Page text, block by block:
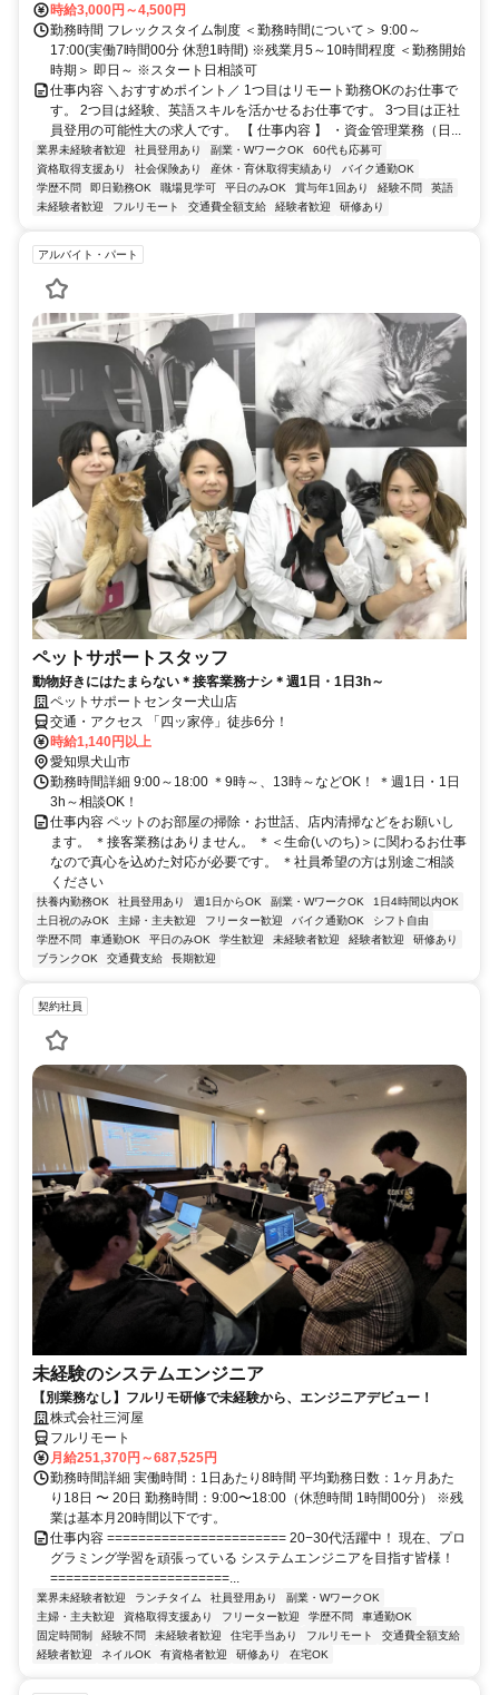
時給3,000円～4,500円
勤務時間 フレックスタイム制度 ＜勤務時間について＞ 9:00～
17:00(実働7時間00分 休憩1時間) ※残業月5～10時間程度 ＜勤務開始
時期＞ 即日～ ※スタート日相談可
仕事内容 ＼おすすめポイント／ 1つ目はリモート勤務OKのお仕事で
す。 2つ目は経験、英語スキルを活かせるお仕事です。 3つ目は正社
員登用の可能性大の求人です。 【 仕事内容 】 ・資金管理業務（日...
業界未経験者歓迎 社員登用あり 副業・WワークOK
60代も応募可
資格取得支援あり
社会保険あり 産休・育休取得実績あり
バイク通勤OK
学歴不問
即日勤務OK 職場見学可 平日のみOK 賞与年1回あり 経験不問
英語
未経験者歓迎
フルリモート 交通費全額支給 経験者歓迎 研修あり
アルバイト・パート
ペットサポートスタッフ
動物好きにはたまらない＊接客業務ナシ＊週1日・1日3h～
ペットサポートセンター犬山店
交通・アクセス 「四ッ家停」徒歩6分！
時給1,140円以上
愛知県犬山市
勤務時間詳細 9:00～18:00 ＊9時～、13時～などOK！ ＊週1日・1日
3h～相談OK！
仕事内容 ペットのお部屋の掃除・お世話、店内清掃などをお願いし
ます。 ＊接客業務はありません。 ＊＜生命(いのち)＞に関わるお仕事
なので真心を込めた対応が必要です。 ＊社員希望の方は別途ご相談
ください
扶養内勤務OK 社員登用あり 週1日からOK 副業・WワークOK
1日4時間以内OK
土日祝のみOK
主婦・主夫歓迎 フリーター歓迎 バイク通勤OK
シフト自由
学歴不問
車通勤OK 平日のみOK 学生歓迎 未経験者歓迎 経験者歓迎
研修あり
ブランクOK
交通費支給 長期歓迎
契約社員
未経験のシステムエンジニア
【別業務なし】フルリモ研修で未経験から、エンジニアデビュー！
株式会社三河屋
フルリモート
月給251,370円～687,525円
勤務時間詳細 実働時間：1日あたり8時間 平均勤務日数：1ヶ月あた
り18日 〜 20日 勤務時間：9:00〜18:00（休憩時間 1時間00分） ※残
業は基本月20時間以下です。
仕事内容 ======================= 20−30代活躍中！ 現在、プロ
グラミング学習を頑張っている システムエンジニアを目指す皆様！
=======================...
業界未経験者歓迎 ランチタイム 社員登用あり
副業・WワークOK
主婦・主夫歓迎
資格取得支援あり フリーター歓迎 学歴不問
車通勤OK
固定時間制
経験不問 未経験者歓迎 住宅手当あり フルリモート
交通費全額支給
経験者歓迎
ネイルOK 有資格者歓迎 研修あり 在宅OK